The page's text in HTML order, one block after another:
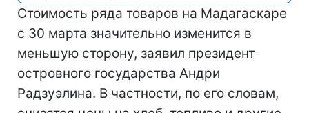
Стоимость ряда товаров на Мадагаскаре
с 30 марта значительно изменится в
меньшую сторону, заявил президент
островного государства Андри
Радзуэлина. В частности, по его словам,